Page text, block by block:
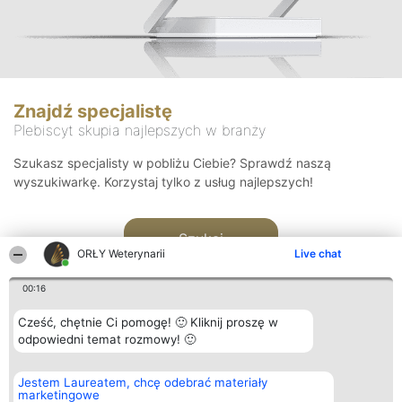
ORŁY Weterynarii Live chat
00:16
Cześć, chętnie Ci pomogę! 🙂 Kliknij proszę w
odpowiedni temat rozmowy! 🙂
Jestem Laureatem, chcę odebrać materiały
marketingowe
Znajdź specjalistę
Plebiscyt skupia najlepszych w branży
Szukasz specjalisty w pobliżu Ciebie? Sprawdź naszą
wyszukiwarkę. Korzystaj tylko z usług najlepszych!
Szukaj
Organizator plebiscytu
Bright Side Solutions sp. z o.
o. sp. k.
Plebiscyt
Laureaci
Kontakt
Kontakt